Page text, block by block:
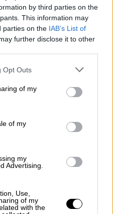
by third parties on the
This information may
parties on the IAB’s List of
further disclose it to other
uses one or more Google
behaviour. You may click to
and its third-party tags to
purposes in below Google
Opt Outs
of my
of my
my
Advertising.
Use,
of my
with the
τον Covid,
Ελληνικό
εντοπίστηκε
Βερολίνο
Ευρώπη
για το σύνολο του
είναι εξίσου